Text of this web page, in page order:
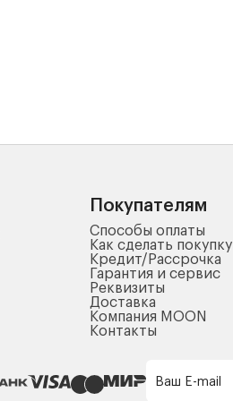
Покупателям
Способы оплаты
Как сделать покупку
Кредит/Рассрочка
Гарантия и сервис
Реквизиты
Доставка
Компания MOON
Контакты
Ваш E-mail